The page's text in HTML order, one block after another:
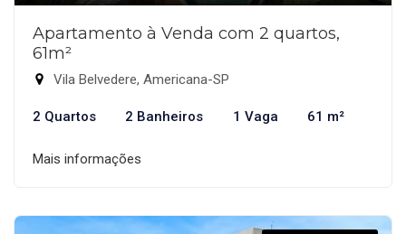
Apartamento à Venda com 2 quartos,
61m²
Vila Belvedere, Americana-SP
2 Quartos 2 Banheiros 1 Vaga 61 m²
Mais informações